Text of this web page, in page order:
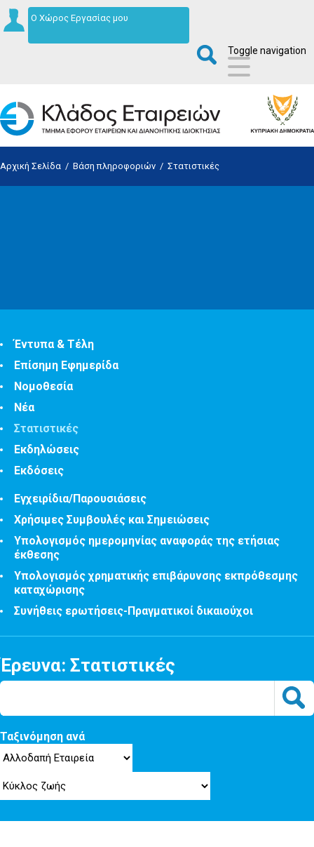
Ο Χώρος Εργασίας μου
Toggle navigation
Αρχική Σελίδα / Βάση πληροφοριών / Στατιστικές
Έντυπα & Τέλη
Επίσημη Εφημερίδα
Νομοθεσία
Νέα
Στατιστικές
Εκδηλώσεις
Εκδόσεις
Εγχειρίδια/Παρουσιάσεις
Χρήσιμες Συμβουλές και Σημειώσεις
Υπολογισμός ημερομηνίας αναφοράς της ετήσιας
έκθεσης
Υπολογισμός χρηματικής επιβάρυνσης εκπρόθεσμης
καταχώρισης
Συνήθεις ερωτήσεις-Πραγματικοί δικαιούχοι
Έρευνα: Στατιστικές
Ταξινόμηση ανά